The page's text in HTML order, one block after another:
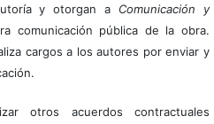
y otorgan a Comunicación y
comunicación pública de la obra.
cargos a los autores por enviar y
otros acuerdos contractuales